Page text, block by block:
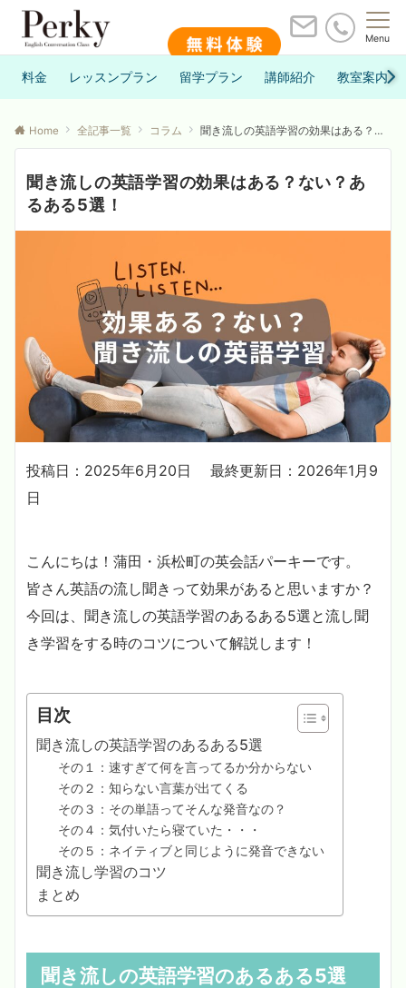
Menu
料金 レッスンプラン 留学プラン 講師紹介 教室案内
Home 全記事一覧 コラム 聞き流しの英語学習の効果はある？ない？あるある5選！
聞き流しの英語学習の効果はある？ない？あ
るある5選！
投稿日：2025年6月20日
最終更新日：2026年1月9
日
こんにちは！蒲田・浜松町の英会話パーキーです。
皆さん英語の流し聞きって効果があると思いますか？
今回は、聞き流しの英語学習のあるある5選と流し聞
き学習をする時のコツについて解説します！
目次
聞き流しの英語学習のあるある5選
その１：速すぎて何を言ってるか分からない
その２：知らない言葉が出てくる
その３：その単語ってそんな発音なの？
その４：気付いたら寝ていた・・・
その５：ネイティブと同じように発音できない
聞き流し学習のコツ
まとめ
聞き流しの英語学習のあるある5選